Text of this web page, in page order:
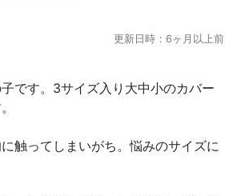
更新日時：6ヶ月以上前
です。3サイズ入り大中小のカバー
触ってしまいがち。悩みのサイズに